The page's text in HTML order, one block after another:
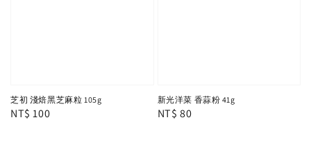
芝初 淺焙黑芝麻粒 105g
Regular
NT$ 100
新光洋菜 香蒜粉 41g
Regular
NT$ 80